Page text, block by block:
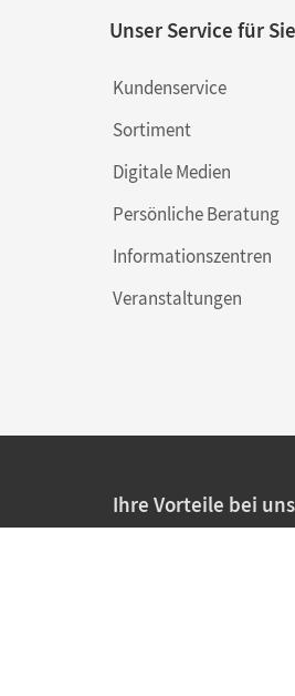
Unser Service für Sie
Kundenservice
Sortiment
Digitale Medien
Persönliche Beratung
Informationszentren
Veranstaltungen
Ihre Vorteile bei uns
Persönliche
Sicheres